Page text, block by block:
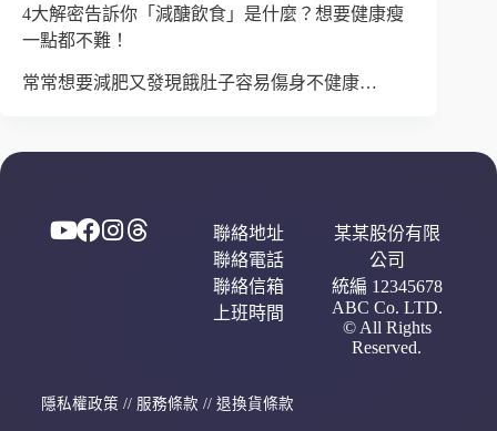
4大解密告訴你「減醣飲食」是什麼？想要健康瘦
一點都不難！
常常想要減肥又發現餓肚子容易傷身不健康…
某某股份有限
公司
統編 12345678
ABC Co. LTD.
© All Rights
Reserved.
聯絡地址
聯絡電話
聯絡信箱
上班時間
隱私權政策 // 服務條款 // 退換貨條款